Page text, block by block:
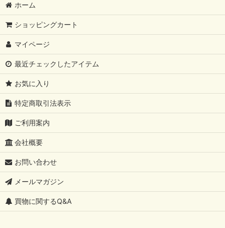
ホーム
ショッピングカート
マイページ
最近チェックしたアイテム
お気に入り
特定商取引法表示
ご利用案内
会社概要
お問い合わせ
メールマガジン
買物に関するQ&A